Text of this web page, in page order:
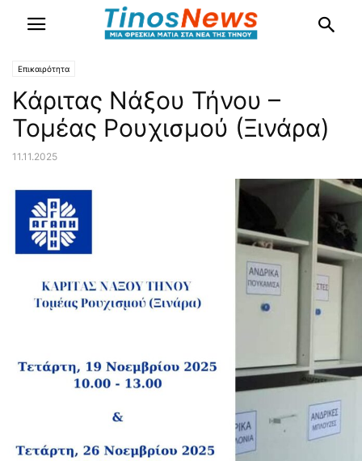
Επικαιρότητα
Κάριτας Νάξου Τήνου –
Τομέας Ρουχισμού (Ξινάρα)
11.11.2025